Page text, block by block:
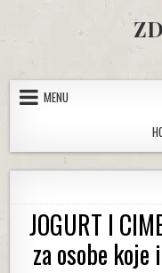
MENU
JOGURT I
za osobe